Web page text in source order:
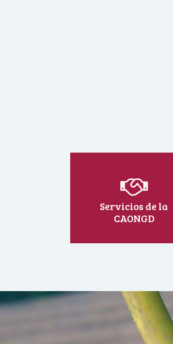
Servicios de la
CAONGD